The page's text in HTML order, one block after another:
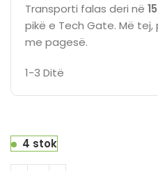
Transporti falas deri në
pikë e Tech Gate. Më
me pagesë.
1-3 Ditë
4 stok